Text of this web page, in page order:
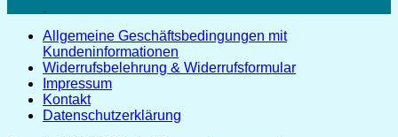
Allgemeine Geschäftsbedingungen mit
Kundeninformationen
Widerrufsbelehrung & Widerrufsformular
Impressum
Kontakt
Datenschutzerklärung